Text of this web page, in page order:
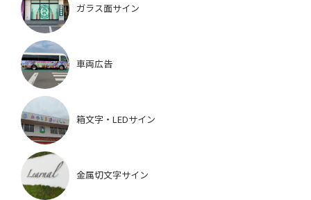
ガラス面サイン
車両広告
箱文字・LEDサイン
金属切文字サイン